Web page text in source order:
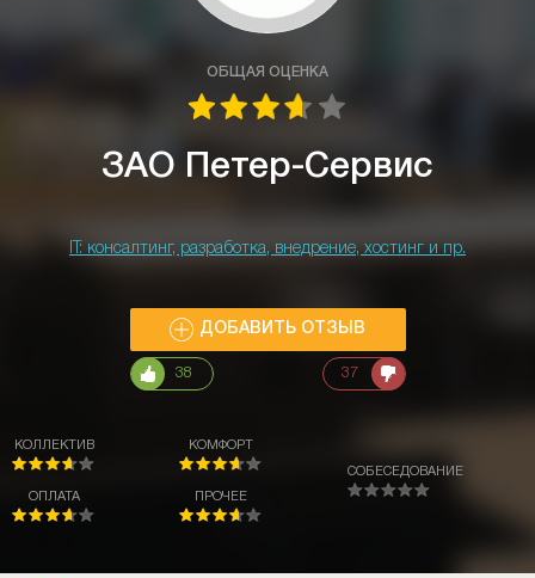
ОБЩАЯ ОЦЕНКА
ЗАО Петер-Сервис
IT: консалтинг, разработка, внедрение, хостинг и пр.
ДОБАВИТЬ ОТЗЫВ
38 37
КОЛЛЕКТИВ
ОПЛАТА
КОМФОРТ
ПРОЧЕЕ
СОБЕСЕДОВАНИЕ